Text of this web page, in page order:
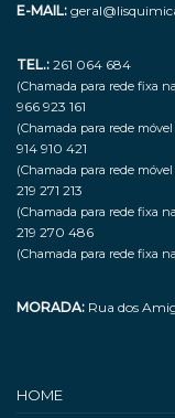
E-MAIL:
TEL.: 261 064 684
(Chamada para rede fixa
966 923 161
(Chamada para rede
914 910 421
(Chamada para rede
219 271 213
(Chamada para rede fixa
219 270 486
(Chamada para rede fixa
MORADA: Rua dos
HOME